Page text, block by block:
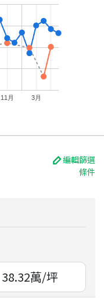
11月 3月
編輯篩選
條件
38.32萬/坪